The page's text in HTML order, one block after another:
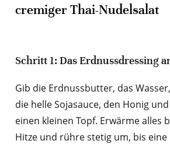
cremiger Thai-Nudelsalat
Schritt 1: Das Erdnussdressing
Gib die Erdnussbutter, das
die helle Sojasauce, den Honig
einen kleinen Topf. Erwärme alles
Hitze und rühre stetig um, bis